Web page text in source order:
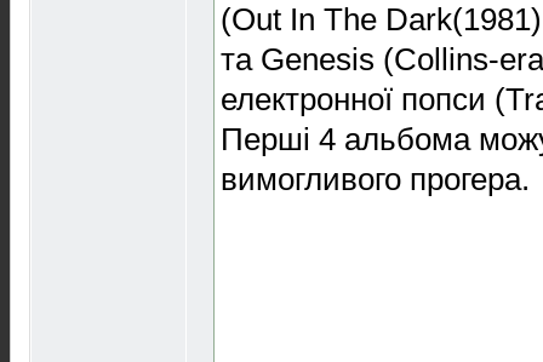
(Out In The
та Genesis (Collins-
електронної попси
Перші 4 альбома
вимогливого прогера.